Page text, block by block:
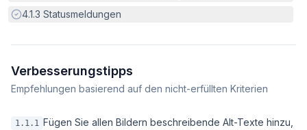
Erfüllt:
4.1.3 Statusmeldungen
Verbesserungstipps
Empfehlungen basierend auf den nicht-erfüllten Kriterien
1.1.1 Fügen Sie allen Bildern beschreibende Alt-Texte hinzu,